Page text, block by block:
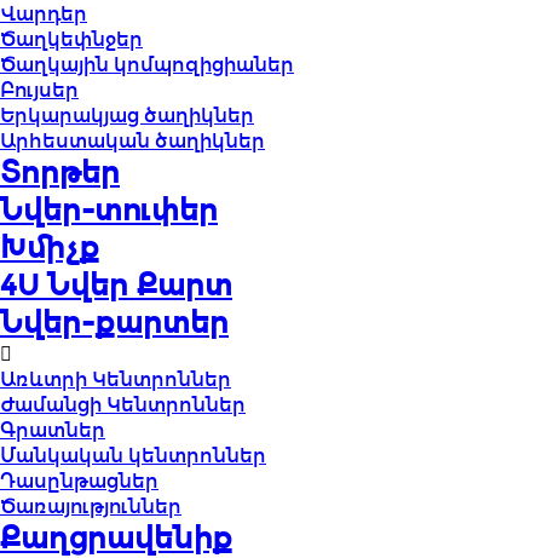
Վարդեր
Ծաղկեփնջեր
Ծաղկային կոմպոզիցիաներ
Բույսեր
Երկարակյաց ծաղիկներ
Արհեստական ծաղիկներ
Տորթեր
Նվեր-տուփեր
Խմիչք
4U Նվեր Քարտ
Նվեր-քարտեր
Առևտրի Կենտրոններ
Ժամանցի Կենտրոններ
Գրատներ
Մանկական կենտրոններ
Դասընթացներ
Ծառայություններ
Քաղցրավենիք